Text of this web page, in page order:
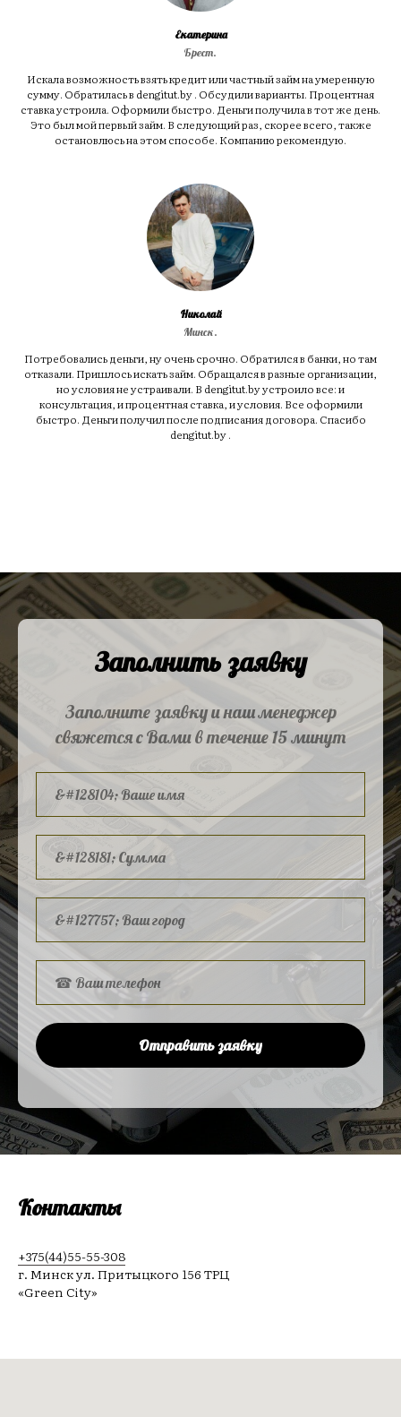
Екатерина
Брест.
Искала возможность взять кредит или частный займ на умеренную
сумму. Обратилась в dengitut.by . Обсудили варианты. Процентная
ставка устроила. Оформили быстро. Деньги получила в тот же день.
Это был мой первый займ. В следующий раз, скорее всего, также
остановлюсь на этом способе. Компанию рекомендую.
Николай
Минск.
Потребовались деньги, ну очень срочно. Обратился в банки, но там
отказали. Пришлось искать займ. Обращался в разные организации,
но условия не устраивали. В dengitut.by устроило все: и
консультация, и процентная ставка, и условия. Все оформили
быстро. Деньги получил после подписания договора. Спасибо
dengitut.by .
Заполнить заявку
Заполните заявку и наш менеджер
свяжется с Вами в течение 15 минут
Отправить заявку
Контакты
+375(44)55-55-308
г. Минск ул. Притыцкого 156 ТРЦ
«Green City»